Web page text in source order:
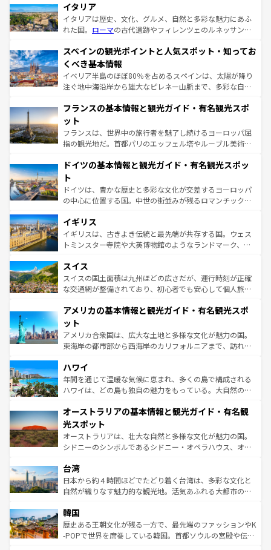
イタリア
イタリアは歴史、文化、グルメ、自然と多彩な魅力にあふ
れた国。 ローマの古代遺跡やフィレンツェのルネッサンス
ろん、トスカーナの美しい田園風景やアマルフィ海岸の絶
景など、自然景観も見逃せない。観光の合間には、本場の
ピザやパスタなど、絶品のイタリア料理を堪能することも
できる。朝目覚めてから夜眠るまで、すべての瞬間を楽し
なお、新着のイタリア情報はコンテンツ一覧を参照してほ
しい。
スペインの観光ポイントと人気スポット・知ってお
くべき基本情報
イベリア半島のほぼ80％を占めるスペインは、太陽が降り
注ぐ地中海沿岸から雄大なピレネー山脈まで、多彩な自然
文化が根付くこの国では、情熱的なフラメンコ、熱気あふ
れる闘牛、そして美味しいタパスが生活の一部となってい
る。首都マドリードの洗練された雰囲気や、バルセロナの
アートに溢れた街角から、地方では古代ローマ遺跡や中世
せる。地方によって風土や気候が異なるスペインはその個
ンテンツ一覧 を参照してほしい。
フランスの基本情報と観光ガイド・有名観光スポ
ット
フランスは、世界中の旅行者を魅了し続けるヨーロッパ屈
指の観光地だ。首都パリのエッフェル塔やルーブル美術館
で、幅広い魅力が詰まっている。華麗な宮殿、歴史的な大
聖堂、美しいビーチ、そして豊かな自然が、訪れる者を心
から魅了する。また、フランスは美食の国としても知ら
れ、フランス料理はユネスコ無形文化遺産にも登録されて
香り高いラベンダー畑など、多彩な楽しみ方が可能だ。さ
らに、パリ以外の地域にも魅力が溢れており、どの街角に
も豊かな歴史と文化が息づいている。パリ以外の個性あふ
を参照してほしい。
ドイツの基本情報と観光ガイド・有名観光スポッ
ト
ドイツは、豊かな歴史と多彩な文化が交差するヨーロッパ
の中心に位置する国。中世の街並みが残るロマンチック街
顔を持つこの国は、どこを歩いても飽きることがない。ベ
ルリンの文化的活気、バイエルン州のアルプスの絶景、そ
してライン川沿いのワイン畑といった風景は必見。ビール
は、お酒好きな人にはぜひ体験してほしい。 なお、新着の
ドイツ情報はコンテンツ一覧を参照してほしい。
イギリス
イギリスは、古きよき伝統と最先端が共存する国。ウェス
トミンスター寺院や大英博物館のようなランドマーク、歴
リアごとに異なる魅力がある。また、優雅なアフタヌーン
ティー、ビール好きにはたまらない英国パブ、サッカー観
戦など、本場だからこそできる体験も豊富。イギリスを旅
ンツ一覧を参照してほしい。
スイス
スイスの国土面積は九州ほどの広さだが、運行時刻が正確
な交通網が整備されており、初心者でも安心して個人旅行
の建物がそのまま残る町や、スイスならではのユニークな
博物館もあり、アルプス観光だけでなく町歩きも満喫する
ことができる。国民の所得が高いため物価も高いが、旅行
者向けの交通パス提供のサービスもあり、うまく活用すれ
着のスイス情報は
アメリカの基本情報と観光ガイド・有名観光スポ
ット
アメリカ合衆国は、広大な土地と多様な文化が魅力の国。
東海岸の都市部から西海岸のカリフォルニアまで、訪れる
のような巨大都市は、観光、ショッピング、エンターテイ
ンメントが詰まった刺激的なスポットだ。一方、アメリカ
西部には大自然が広がり、グランドキャニオンやイエロー
部のニューオーリンズでは、音楽と美食が融合した独特の
文化が魅力。旅行者はアメリカの各地域で異なる魅力を楽
しみながら、その多様性と豊かな歴史を感じることができ
るだろう。車でのロードトリップや列車の旅も、アメリカ
情報は
ハワイ
年間を通じて温暖な気候に恵まれ、多くの島で構成される
ハワイは、どの島も独自の魅力をもっている。大自然の神
ワイ島は見逃せない。また、定番の観光地といえばオアフ
島だが、静かな自然を求めるならマウイ島やカウアイ島が
おすすめ。エメラルドグリーンに輝く海をはじめ、豊かな
文化や歴史が息づいている。「アロハスピリット」と呼ば
人々、おいしいローカルフードやハワイアンミュージッ
ク、伝統的なフラダンスなど、すべてがハワイの魅力を彩
っている。訪れるたびに新しい発見と感動が待っているハ
はコンテンツ一覧
オーストラリアの基本情報と観光ガイド・有名観
光スポット
オーストラリアは、壮大な自然と多様な文化が魅力の国。
シドニーのシンボルであるシドニー・オペラハウス、オー
リアリーフや大陸中央部にそびえるウルル（エアーズロッ
ク）、タスマニアの美しい原生林やケアンズの熱帯雨林な
ど、見どころがたくさん。また、カフェやワイン、オージ
いる。アクティビティも充実しており、サーフィンやダイ
ビング、ハイキングなど、アウトドア好きにはたまらな
い。オーストラリアの多彩な魅力を存分に味わいつくそ
台湾
日本から約４時間ほどでたどり着く台湾は、多彩な文化と
自然が織りなす魅力的な観光地。活気あふれる大都市の台
ン）、静ひつな山岳地帯である台湾東部など、都市の喧騒
と山間の静けさが共存しており、訪れる人に新しい発見と
驚きをもたらしてくれる。また、奥深い台湾の食文化も魅
韓国
歴史ある王朝文化が残る一方で、最先端のファッションやK
-POPで世界を席巻している韓国。首都ソウルの宮殿や伝統